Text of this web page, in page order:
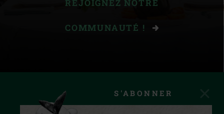
REJOIGNEZ NOTRE
COMMUNAUTÉ !
S'ABONNER